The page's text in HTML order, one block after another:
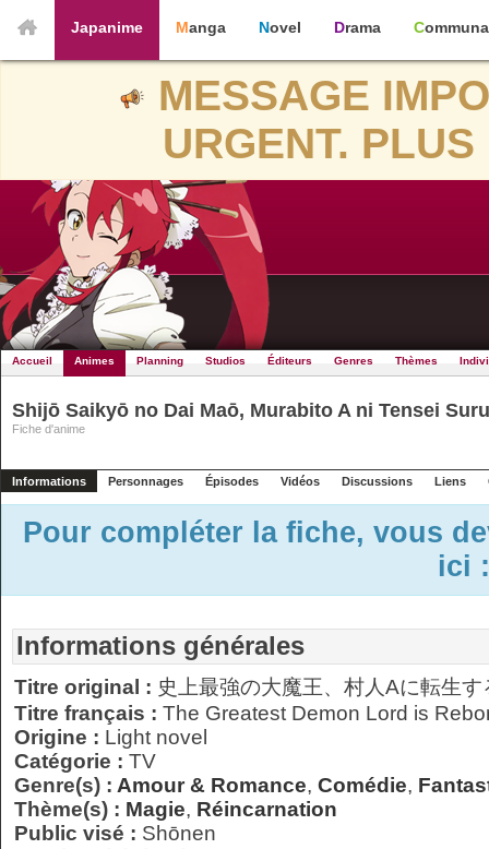
Japanime Manga Novel Drama
MESSAGE
URGENT.
Accueil Animes Planning Studios Éditeurs Genres Thèmes
Shijō Saikyō no Dai Maō, Murabito A ni Tensei Suru
Fiche d'anime
Informations Personnages Épisodes Vidéos Discussions Liens
Pour compléter la fiche, vous
ici
Informations générales
Titre original : 史上最強の大魔王、村人Aに転生す
Titre français : The Greatest Demon Lord is
Origine : Light novel
Catégorie : TV
Genre(s) : Amour & Romance, Comédie,
Thème(s) : Magie, Réincarnation
Public visé : Shōnen